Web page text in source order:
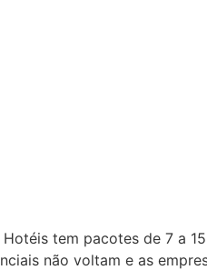
tem pacotes de 7 a
não voltam e as